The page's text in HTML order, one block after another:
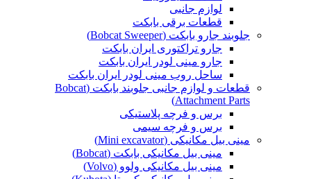
لوازم جانبی
قطعات برقی بابکت
جلوبند جارو بابکت (Bobcat Sweeper)
جارو تراکتوری ایران بابکت
جارو مینی لودر ایران بابکت
ساحل روب مینی لودر ایران بابکت
قطعات و لوازم جانبی جلوبند بابکت (Bobcat
Attachment Parts)
برس و فرچه پلاستیکی
برس و فرچه سیمی
مینی بیل مکانیکی (Mini excavator)
مینی بیل مکانیکی بابکت (Bobcat)
مینی بیل مکانیکی ولوو (Volvo)